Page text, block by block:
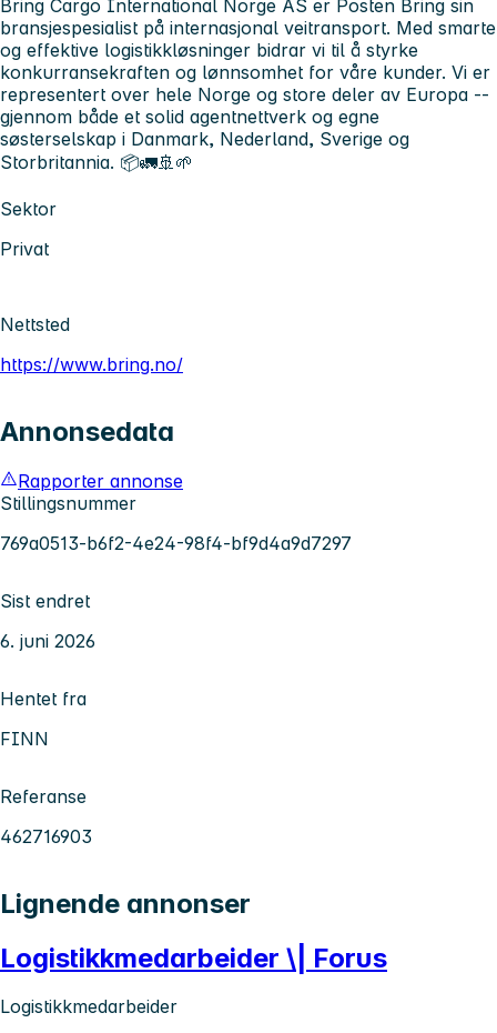
Bring Cargo International Norge AS er Posten Bring sin
bransjespesialist på internasjonal veitransport. Med smarte
og effektive logistikkløsninger bidrar vi til å styrke
konkurransekraften og lønnsomhet for våre kunder. Vi er
representert over hele Norge og store deler av Europa --
gjennom både et solid agentnettverk og egne
søsterselskap i Danmark, Nederland, Sverige og
Storbritannia. 📦🚛🚢🌱
Sektor
Privat
Nettsted
https://www.bring.no/
Annonsedata
Rapporter annonse
Stillingsnummer
769a0513-b6f2-4e24-98f4-bf9d4a9d7297
Sist endret
6. juni 2026
Hentet fra
FINN
Referanse
462716903
Lignende annonser
Logistikkmedarbeider \| Forus
Logistikkmedarbeider